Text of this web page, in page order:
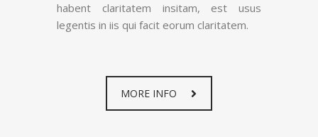
habent claritatem insitam, est usus
legentis in iis qui facit eorum claritatem.
MORE INFO